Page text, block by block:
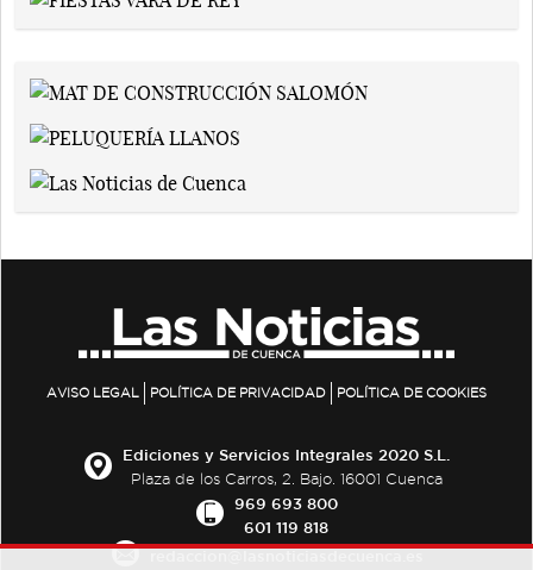
AVISO LEGAL POLÍTICA DE PRIVACIDAD POLÍTICA DE COOKIES
Ediciones y Servicios Integrales 2020 S.L.
Plaza de los Carros, 2. Bajo. 16001 Cuenca
969 693 800
601 119 818